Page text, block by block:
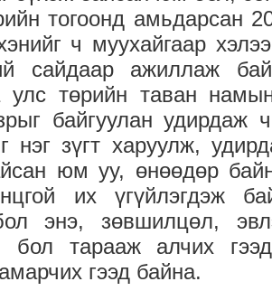
тогоонд амьдарсан
ч муухайгаар
сайдаар ажиллаж
улс төрийн таван
байгуулан удирдаж
нэг зүгт харуулж,
юм уу, өнөөдөр
их үгүйлэгдэж
энэ, зөвшилцөл,
бол тарааж алчих
гээд байна.